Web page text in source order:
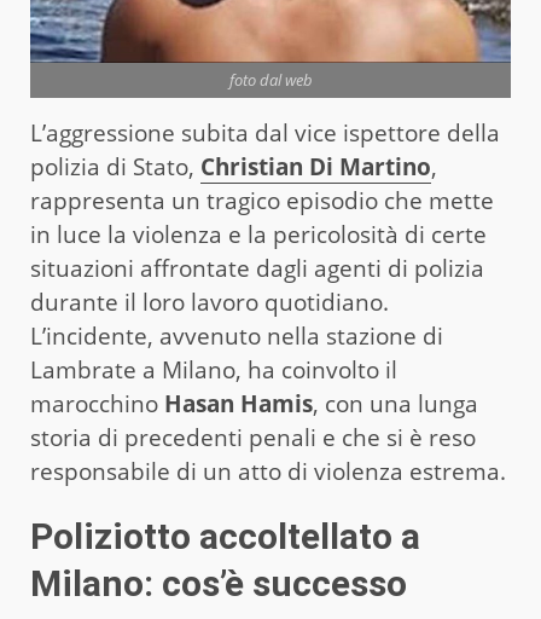
foto dal web
L’aggressione subita dal vice ispettore della
polizia di Stato, Christian Di Martino,
rappresenta un tragico episodio che mette
in luce la violenza e la pericolosità di certe
situazioni affrontate dagli agenti di polizia
durante il loro lavoro quotidiano.
L’incidente, avvenuto nella stazione di
Lambrate a Milano, ha coinvolto il
marocchino Hasan Hamis, con una lunga
storia di precedenti penali e che si è reso
responsabile di un atto di violenza estrema.
Poliziotto accoltellato a
Milano: cos’è successo